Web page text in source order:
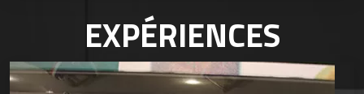
EXPÉRIENCES